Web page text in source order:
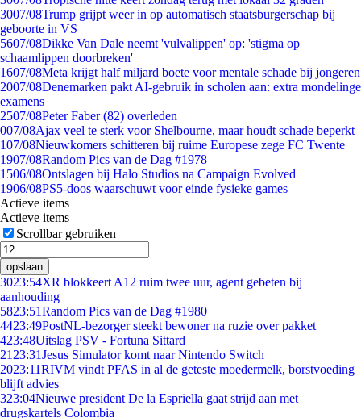
3007/08Trump grijpt weer in op automatisch staatsburgerschap bij
geboorte in VS
5607/08Dikke Van Dale neemt 'vulvalippen' op: 'stigma op
schaamlippen doorbreken'
1607/08Meta krijgt half miljard boete voor mentale schade bij jongeren
2007/08Denemarken pakt AI-gebruik in scholen aan: extra mondelinge
examens
2507/08Peter Faber (82) overleden
007/08Ajax veel te sterk voor Shelbourne, maar houdt schade beperkt
107/08Nieuwkomers schitteren bij ruime Europese zege FC Twente
1907/08Random Pics van de Dag #1978
1506/08Ontslagen bij Halo Studios na Campaign Evolved
1906/08PS5-doos waarschuwt voor einde fysieke games
Actieve items
Actieve items
Scrollbar gebruiken
opslaan
3023:54XR blokkeert A12 ruim twee uur, agent gebeten bij
aanhouding
5823:51Random Pics van de Dag #1980
4423:49PostNL-bezorger steekt bewoner na ruzie over pakket
423:48Uitslag PSV - Fortuna Sittard
21 23:31Jesus Simulator komt naar Nintendo Switch
2023:11RIVM vindt PFAS in al de geteste moedermelk, borstvoeding
blijft advies
323:04Nieuwe president De la Espriella gaat strijd aan met
drugskartels Colombia